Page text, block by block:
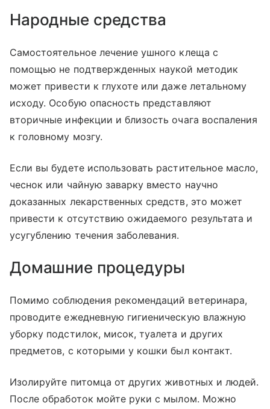
Народные средства
Самостоятельное лечение ушного клеща с
помощью не подтвержденных наукой методик
может привести к глухоте или даже летальному
исходу. Особую опасность представляют
вторичные инфекции и близость очага воспаления
к головному мозгу.
Если вы будете использовать растительное масло,
чеснок или чайную заварку вместо научно
доказанных лекарственных средств, это может
привести к отсутствию ожидаемого результата и
усугублению течения заболевания.
Домашние процедуры
Помимо соблюдения рекомендаций ветеринара,
проводите ежедневную гигиеническую влажную
уборку подстилок, мисок, туалета и других
предметов, с которыми у кошки был контакт.
Изолируйте питомца от других животных и людей.
После обработок мойте руки с мылом. Можно